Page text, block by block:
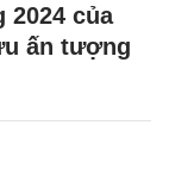
2024 của
ấn tượng